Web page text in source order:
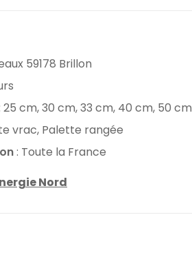
59178 Brillon
25 cm, 30 cm, 33 cm, 40 cm, 50 cm
vrac, Palette rangée
: Toute la France
Nord